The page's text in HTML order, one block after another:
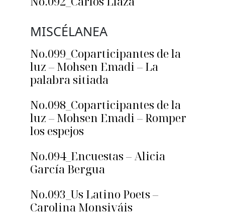
MISCÉLANEA
No.099_Coparticipantes de la
luz – Mohsen Emadi – La
palabra sitiada
No.098_Coparticipantes de la
luz – Mohsen Emadi – Romper
los espejos
No.094_Encuestas – Alicia
García Bergua
No.093_Us Latino Poets –
Carolina Monsiváis